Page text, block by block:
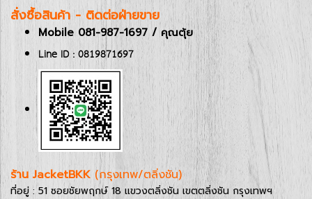
สั่งซื้อสินค้า - ติดต่อฝ่ายขาย
Mobile 081-987-1697 / คุณตุ้ย
Line ID : 0819871697
ร้าน JacketBKK (กรุงเทพ/ตลิ่งชัน)
ที่อยู่ : 51 ซอยชัยพฤกษ์ 18 แขวงตลิ่งชัน เขตตลิ่งชัน กรุงเทพฯ